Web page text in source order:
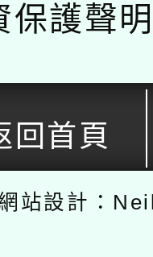
保護聲明
回首頁
站設計：